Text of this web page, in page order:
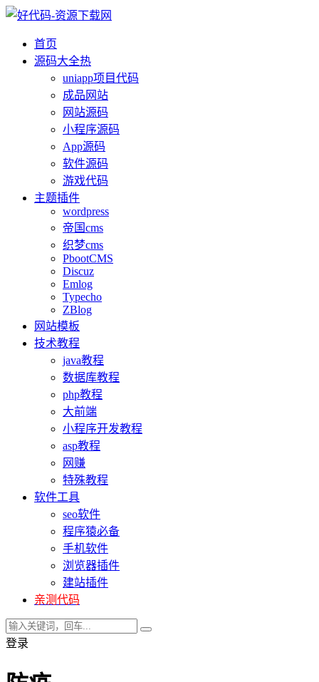
首页
源码大全热
uniapp项目代码
成品网站
网站源码
小程序源码
App源码
软件源码
游戏代码
主题插件
wordpress
帝国cms
织梦cms
PbootCMS
Discuz
Emlog
Typecho
ZBlog
网站模板
技术教程
java教程
数据库教程
php教程
大前端
小程序开发教程
asp教程
网赚
特殊教程
软件工具
seo软件
程序猿必备
手机软件
浏览器插件
建站插件
亲测代码
登录